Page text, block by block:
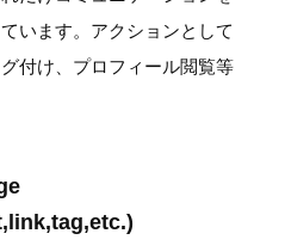
います。アクションとして
付け、プロフィール閲覧等